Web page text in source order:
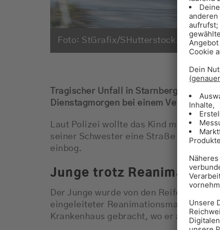
Foto: StGrafix/SHutterstock.com
Tragischer Unfall in Starnberg: Ein acht
Dienstagmorgen bei einem
Laut Polizei wollte das Kind mit seinem
seiner Schwester eine Straße
einbog.
Junge trotz Reanimation
Der Junge wurde von den Reifen des
eingeleiteter
Krankenhaus gebracht, wo er an